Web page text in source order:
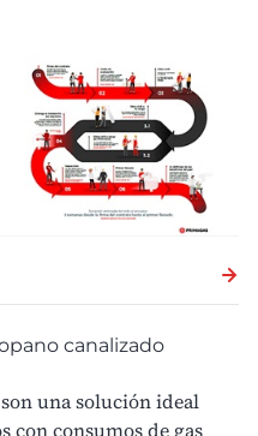
canalizado
unasolución ideal
con consumos de gas